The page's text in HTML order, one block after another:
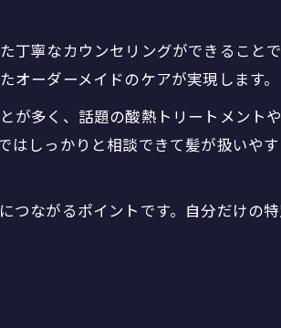
囲気を紹介
容室体験
は
る選び方
心ポイント
ける利点
室の魅力
寧なカウンセリングができることで
ーダーメイドのケアが実現します。
が多く、話題の酸熱トリートメント
しっかりと相談できて髪が扱いや
ながるポイントです。自分だけの